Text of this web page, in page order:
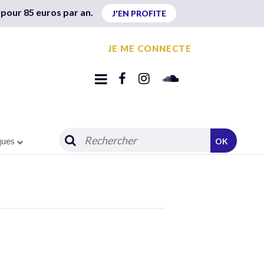
85 euros par an. J'EN PROFITE
JE ME CONNECTE
OK